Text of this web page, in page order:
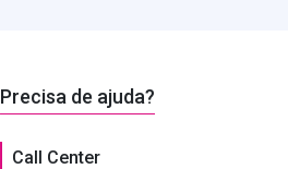
Precisa de ajuda?
Call Center